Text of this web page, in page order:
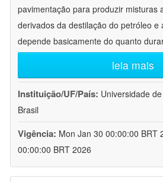
pavimentação para produzir misturas
derivados da destilação do petróleo e
depende basicamente do quanto
leia mais
Instituição/UF/País: Universidade
Brasil
Vigência: Mon Jan 30 00:00:00 BRT
00:00:00 BRT 2026